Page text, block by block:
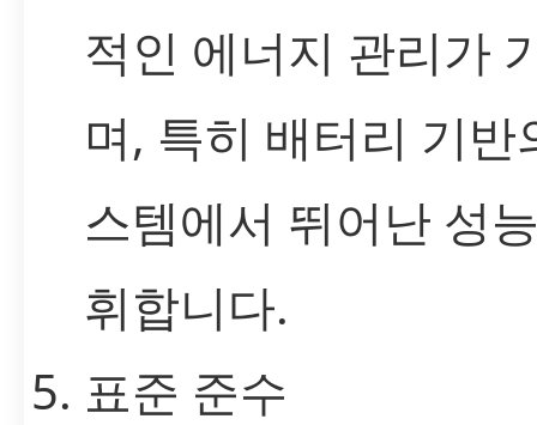
적인 에너지 관리가
며, 특히 배터리 기반
스템에서 뛰어난 성
휘합니다.
표준 준수